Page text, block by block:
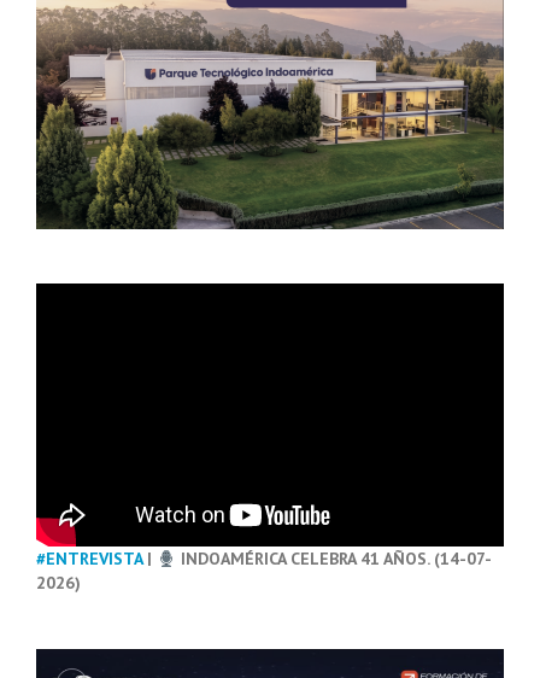
#ENTREVISTA|
INDOAMÉRICA CELEBRA 41 AÑOS. (14-07-
2026)